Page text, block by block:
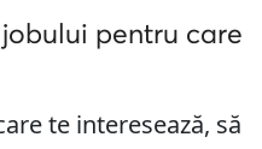
pentru care
te interesează, să